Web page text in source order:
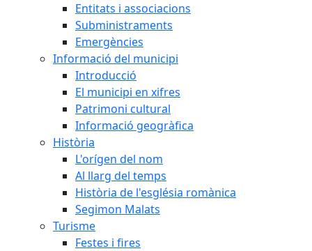
Entitats i associacions
Subministraments
Emergències
Informació del municipi
Introducció
El municipi en xifres
Patrimoni cultural
Informació geogràfica
Història
L'orígen del nom
Al llarg del temps
Història de l'església romànica
Segimon Malats
Turisme
Festes i fires